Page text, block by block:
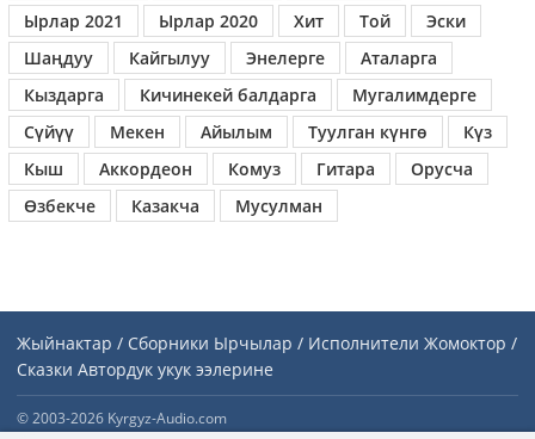
Ырлар 2021
Ырлар 2020 Хит Той
Эски
Шаңдуу
Кайгылуу Энелерге
Аталарга
Кыздарга
Кичинекей балдарга
Мугалимдерге
Сүйүү
Мекен Айылым Туулган күнгө
Күз
Кыш
Аккордеон Комуз Гитара
Орусча
Өзбекче
Казакча Мусулман
Жыйнактар / Сборники Ырчылар / Исполнители Жомоктор /
Сказки Автордук укук ээлерине
© 2003-2026 Kyrgyz-Audio.com